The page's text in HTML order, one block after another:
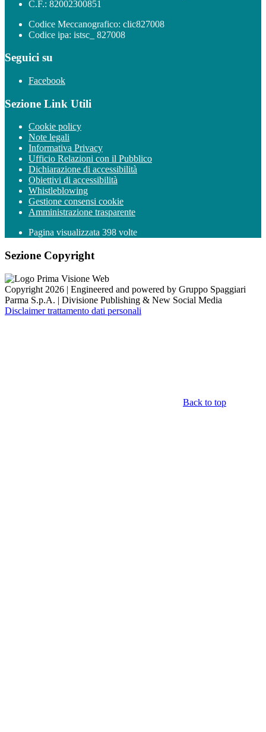
C.F.: 82002300851
Codice Meccanografico: clic827008
Codice ipa: istsc_ 827008
Seguici su
Facebook
Sezione Link Utili
Cookie policy
Note legali
Informativa Privacy
Ufficio Relazioni con il Pubblico
Dichiarazione di accessibilità
Obiettivi di accessibilità
Whistleblowing
Gestione consensi cookie
Amministrazione trasparente
Pagina visualizzata 398 volte
Sezione Copyright
Copyright 2026 | Engineered and powered by Gruppo Spaggiari
Parma S.p.A. | Divisione Publishing & New Social Media
Disclaimer trattamento dati personali
Back to top